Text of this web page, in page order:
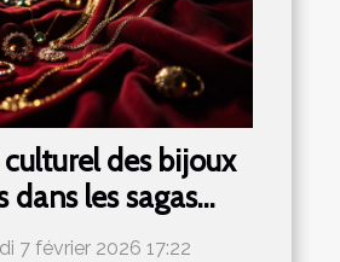
des bijoux
dans les sagas
7 février 2026 17:22